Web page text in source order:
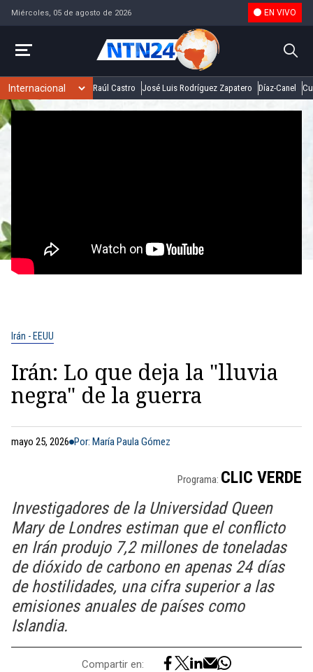
Miércoles, 05 de agosto de 2026 EN VIVO
Raúl Castro José Luis Rodríguez Zapatero Díaz-Canel
Irán - EEUU
Irán: Lo que deja la "lluvia
negra" de la guerra
mayo 25, 2026 Por: María Paula Gómez
Programa: CLIC VERDE
Investigadores de la Universidad Queen
Mary de Londres estiman que el conflicto
en Irán produjo 7,2 millones de toneladas
de dióxido de carbono en apenas 24 días
de hostilidades, una cifra superior a las
emisiones anuales de países como
Islandia.
Compartir en: